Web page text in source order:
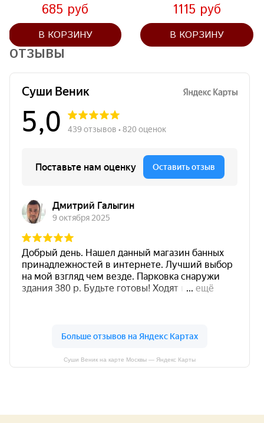
685 руб
В КОРЗИНУ
1115 руб
В КОРЗИНУ
ОТЗЫВЫ
Суши Веник на карте Москвы — Яндекс Карты